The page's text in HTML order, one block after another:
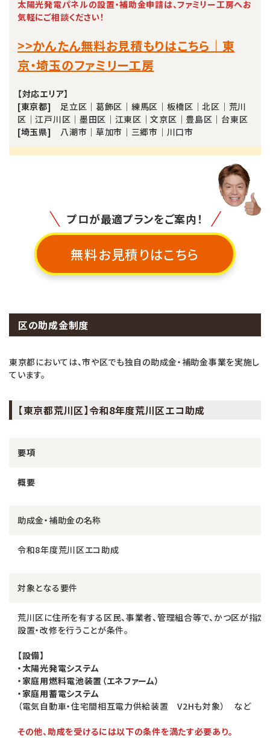
太陽光発電パネルの設置・補助金申請は、ファミリー工房へお
気軽にご相談ください！
>>かんたん無料お見積もりはこちら｜東
京・埼玉のファミリー工房
【対応エリア】
[東京都] 足立区｜葛飾区｜練馬区｜板橋区｜北区｜荒川
区｜江戸川区｜墨田区｜江東区｜文京区｜豊島区｜台東区
[埼玉県]
八潮市｜草加市｜三郷市｜川口市
プロが最適プランをご案内！
無料お見積りはこちら
区の助成金制度
東京都においては、市や区でも独自の助成金・補助金事業を実施し
ています。
【東京都荒川区】令和8年度荒川区エコ助成
要項
概要
助成金・補助金の名称
令和8年度荒川区エコ助成
対象となる要件
荒川区に住所を有する区民、事業者、管理組合等で、かつ区が指
設置・改修を行うことが条件。
【設備】
・太陽光発電システム
・家庭用燃料電池装置（エネファーム）
・家庭用蓄電システム
（電気自動車・住宅間相互電力供給装置 V2Hも対象） など
その他、助成を受けるには以下の条件を満たす必要あり。